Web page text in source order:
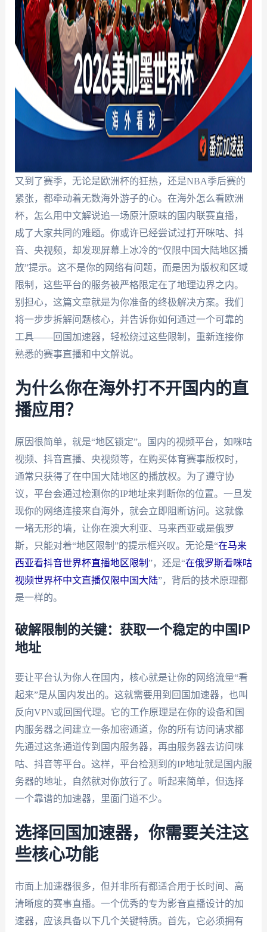
又到了赛季，无论是欧洲杯的狂热，还是NBA季后赛的
紧张，都牵动着无数海外游子的心。在海外怎么看欧洲
杯，怎么用中文解说追一场原汁原味的国内联赛直播，
成了大家共同的难题。你或许已经尝试过打开咪咕、抖
音、央视频，却发现屏幕上冰冷的“仅限中国大陆地区播
放”提示。这不是你的网络有问题，而是因为版权和区域
限制，这些平台的服务被严格限定在了地理边界之内。
别担心，这篇文章就是为你准备的终极解决方案。我们
将一步步拆解问题核心，并告诉你如何通过一个可靠的
工具——回国加速器，轻松绕过这些限制，重新连接你
熟悉的赛事直播和中文解说。
为什么你在海外打不开国内的直
播应用？
原因很简单，就是“地区锁定”。国内的视频平台，如咪咕
视频、抖音直播、央视频等，在购买体育赛事版权时，
通常只获得了在中国大陆地区的播放权。为了遵守协
议，平台会通过检测你的IP地址来判断你的位置。一旦发
现你的网络连接来自海外，就会立即阻断访问。这就像
一堵无形的墙，让你在澳大利亚、马来西亚或是俄罗
斯，只能对着“地区限制”的提示框兴叹。无论是“在马来
西亚看抖音世界杯直播地区限制 ”，还是“在俄罗斯看咪咕
视频世界杯中文直播仅限中国大陆”，背后的技术原理都
是一样的。
破解限制的关键：获取一个稳定的中国IP
地址
要让平台认为你人在国内，核心就是让你的网络流量“看
起来”是从国内发出的。这就需要用到回国加速器，也叫
反向VPN或回国代理。它的工作原理是在你的设备和国
内服务器之间建立一条加密通道，你的所有访问请求都
先通过这条通道传到国内服务器，再由服务器去访问咪
咕、抖音等平台。这样，平台检测到的IP地址就是国内服
务器的地址，自然就对你放行了。听起来简单，但选择
一个靠谱的加速器，里面门道不少。
选择回国加速器，你需要关注这
些核心功能
市面上加速器很多，但并非所有都适合用于长时间、高
清晰度的赛事直播。一个优秀的专为影音直播设计的加
速器，应该具备以下几个关键特质。首先，它必须拥有